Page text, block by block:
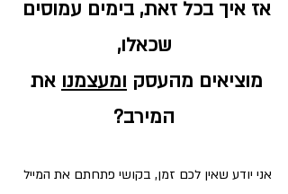
אז איך בכל זאת, בימים עמוסים
שכאלו,
מוציאים מהעסק ומעצמנו את
המירב?
אני יודע שאין לכם זמן, בקושי פתחתם את המייל